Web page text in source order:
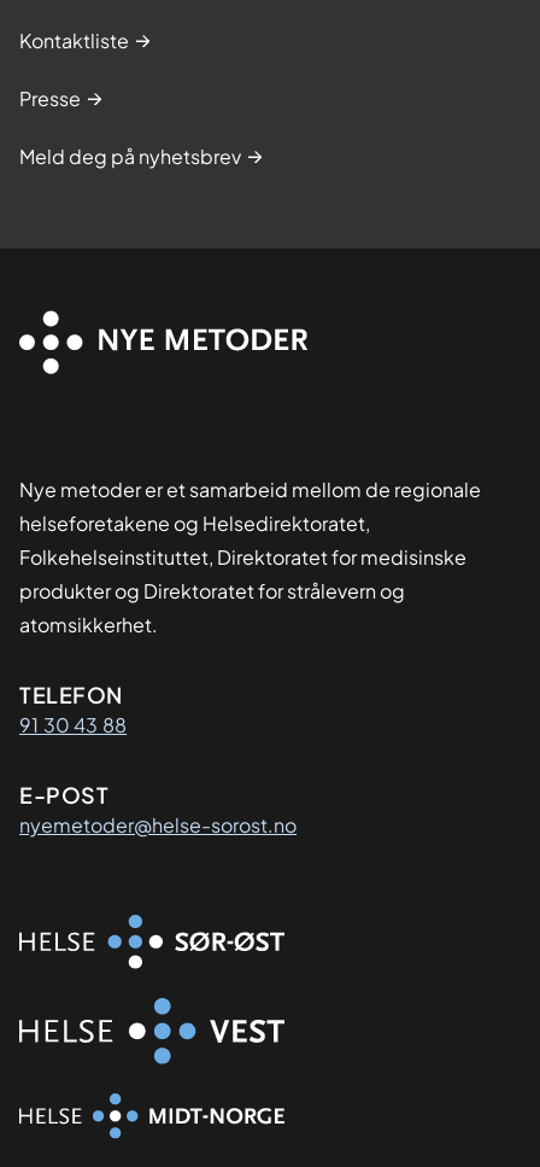
Kontaktliste
Presse
Meld deg på nyhetsbrev
Nye metoder er et samarbeid mellom de regionale
helseforetakene og Helsedirektoratet,
Folkehelseinstituttet, Direktoratet for medisinske
produkter og Direktoratet for strålevern og
atomsikkerhet.
Kontaktinformasjon
TELEFON
91 30 43 88
E-POST
nyemetoder@helse-sorost.no
Organisasjon